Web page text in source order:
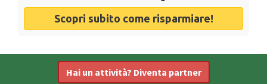
Scopri subito come risparmiare!
Hai un attività? Diventa partner